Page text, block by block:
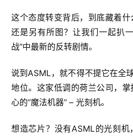
这个态度转变背后，到底藏着
还是另有所图？让我们一起扒
战”中最新的反转剧情。
说到ASML，就不得不提它在全
地位。这家低调的荷兰公司，
心的”魔法机器” – 光刻机。
想造芯片？没有ASML的光刻机